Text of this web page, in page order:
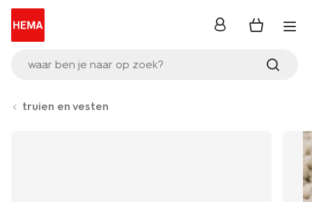
waar ben je naar op zoek?
inloggen
truien en vesten